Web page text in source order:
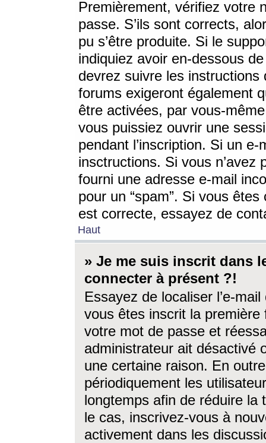
Premièrement, vérifiez votre
passe. S’ils sont corrects,
pu s’être produite. Si le
indiquiez avoir en-dessous
devrez suivre les
forums exigeront également
être activées, par vous-
vous puissiez ouvrir une
pendant l’inscription. Si un
insctructions. Si vous n’avez
fourni une adresse e-mail
pour un “spam”. Si vous
est correcte, essayez de
Haut
» Je me suis inscrit dans
connecter à présent ?!
Essayez de localiser l’e-
vous êtes inscrit la première
votre mot de passe et
administrateur ait désactivé
une certaine raison. En
périodiquement les
longtemps afin de réduire la
le cas, inscrivez-vous à
activement dans les